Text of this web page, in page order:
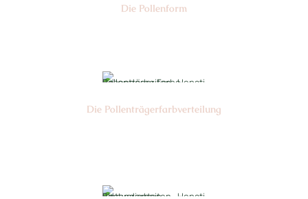
Die Pollen­form
Die Pollen­trägerfarb­verteilung